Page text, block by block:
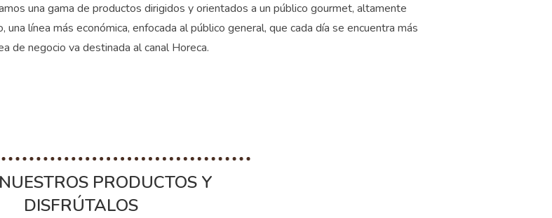
una gama de productos dirigidos y orientados a un público gourmet, altamente
línea más económica, enfocada al público general, que cada día se encuentra más
de negocio va destinada al canal Horeca.
PRODUCTOS Y
DISFRÚTALOS